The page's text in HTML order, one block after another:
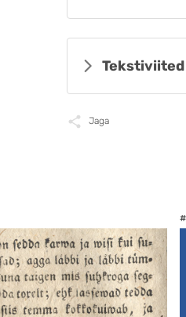
Tekstiviited
Jaga